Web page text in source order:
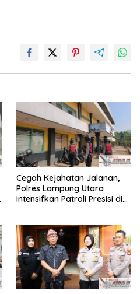
Cegah Kejahatan Jalanan,
Polres Lampung Utara
Intensifkan Patroli Presisi di